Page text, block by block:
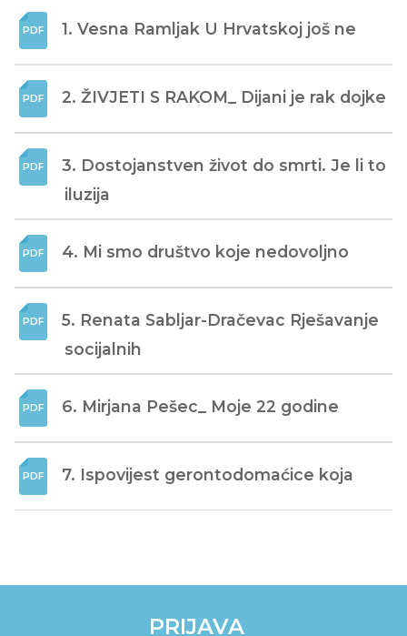
1. Vesna Ramljak U Hrvatskoj još ne
2. ŽIVJETI S RAKOM_ Dijani je rak dojke
3. Dostojanstven život do smrti. Je li to
iluzija
4. Mi smo društvo koje nedovoljno
5. Renata Sabljar-Dračevac Rješavanje
socijalnih
6. Mirjana Pešec_ Moje 22 godine
7. Ispovijest gerontodomaćice koja
PRIJAVA